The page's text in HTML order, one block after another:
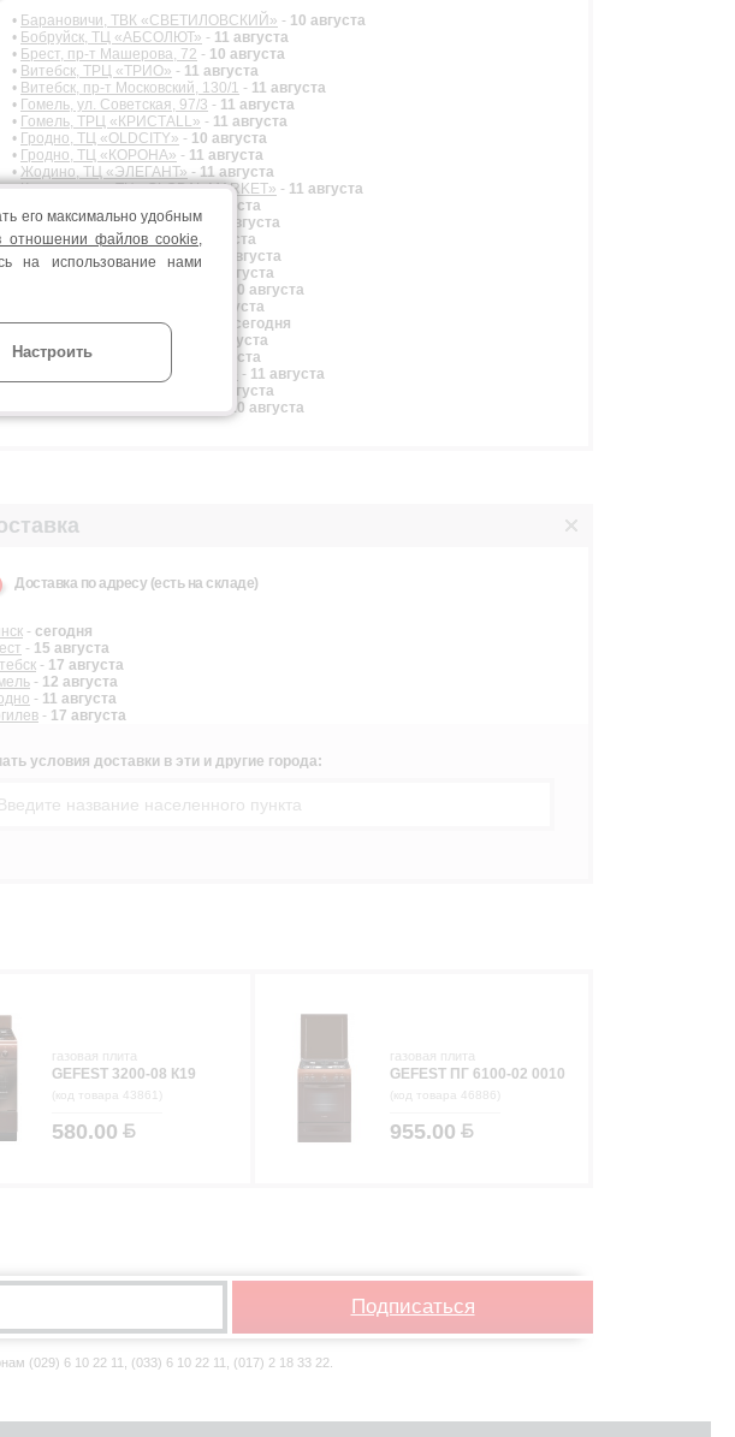
• Барановичи, ТВК «СВЕТИЛОВСКИЙ» - 10 августа
• Бобруйск, ТЦ «АБСОЛЮТ» - 11 августа
• Брест, пр-т Машерова, 72 - 10 августа
• Витебск, ТРЦ «ТРИО» - 11 августа
• Витебск, пр-т Московский, 130/1 - 11 августа
• Гомель, ул. Советская, 97/3 - 11 августа
• Гомель, ТРЦ «КРИСТАLL» - 11 августа
• Гродно, ТЦ «OLDCITY» - 10 августа
• Гродно, ТЦ «КОРОНА» - 11 августа
• Жодино, ТЦ «ЭЛЕГАНТ» - 11 августа
•Калинковичи, ТЦ «GLOBAL MARKET» - 11 августа
10 августа
• Могилев, ТРЦ «АТРИУМ»-
11 августа
•Могилев, ТЦ «АРБАТ»-11 августа
Могилев, ТРЦ «АРМАДА»-
11 августа
11 августа
10 августа
11 августа
•Пинск, ул. Центральная, 44/А
сегодня
10 августа
•Полоцк, ТЦ «МАНЕЖ»
10 августа
Речица, ТЦ «GLOBAL MARKET» - 11 августа
10 августа
10 августа
Доставка по адресу (есть на складе)
- сегодня
- 15 августа
- 17 августа
- 12 августа
- 11 августа
- 17 августа
условия доставки в эти и другие города:
газовая плита
GEFEST 3200-08 К19
(код товара 43861)
580.00
газовая плита
GEFEST ПГ 6100-02 0010
(код товара 46886)
955.00
Подписаться
(029) 6 10 22 11, (033) 6 10 22 11, (017) 2 18 33 22.
его максимально удобным
отношении файлов cookie
на использование нами
Настроить